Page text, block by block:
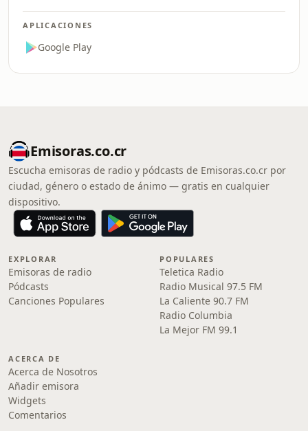
APLICACIONES
Google Play
Emisoras.co.cr
Escucha emisoras de radio y pódcasts de Emisoras.co.cr por
ciudad, género o estado de ánimo — gratis en cualquier
dispositivo.
EXPLORAR
Emisoras de radio
Pódcasts
Canciones Populares
POPULARES
Teletica Radio
Radio Musical 97.5 FM
La Caliente 90.7 FM
Radio Columbia
La Mejor FM 99.1
ACERCA DE
Acerca de Nosotros
Añadir emisora
Widgets
Comentarios